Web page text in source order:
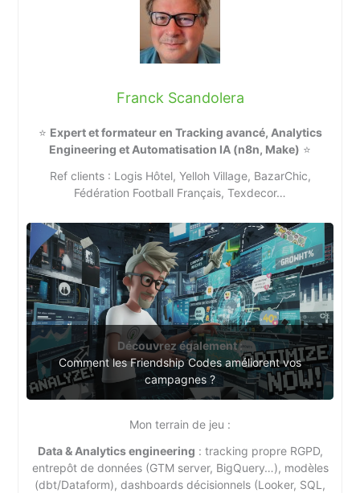
Franck Scandolera
⭐ Expert et formateur en Tracking avancé, Analytics
Engineering et Automatisation IA (n8n, Make) ⭐
Ref clients : Logis Hôtel, Yelloh Village, BazarChic,
Fédération Football Français, Texdecor…
Découvrez également :
Comment les Friendship Codes améliorent vos
campagnes ?
Mon terrain de jeu :
Data & Analytics engineering : tracking propre RGPD,
entrepôt de données (GTM server, BigQuery…), modèles
(dbt/Dataform), dashboards décisionnels (Looker, SQL,